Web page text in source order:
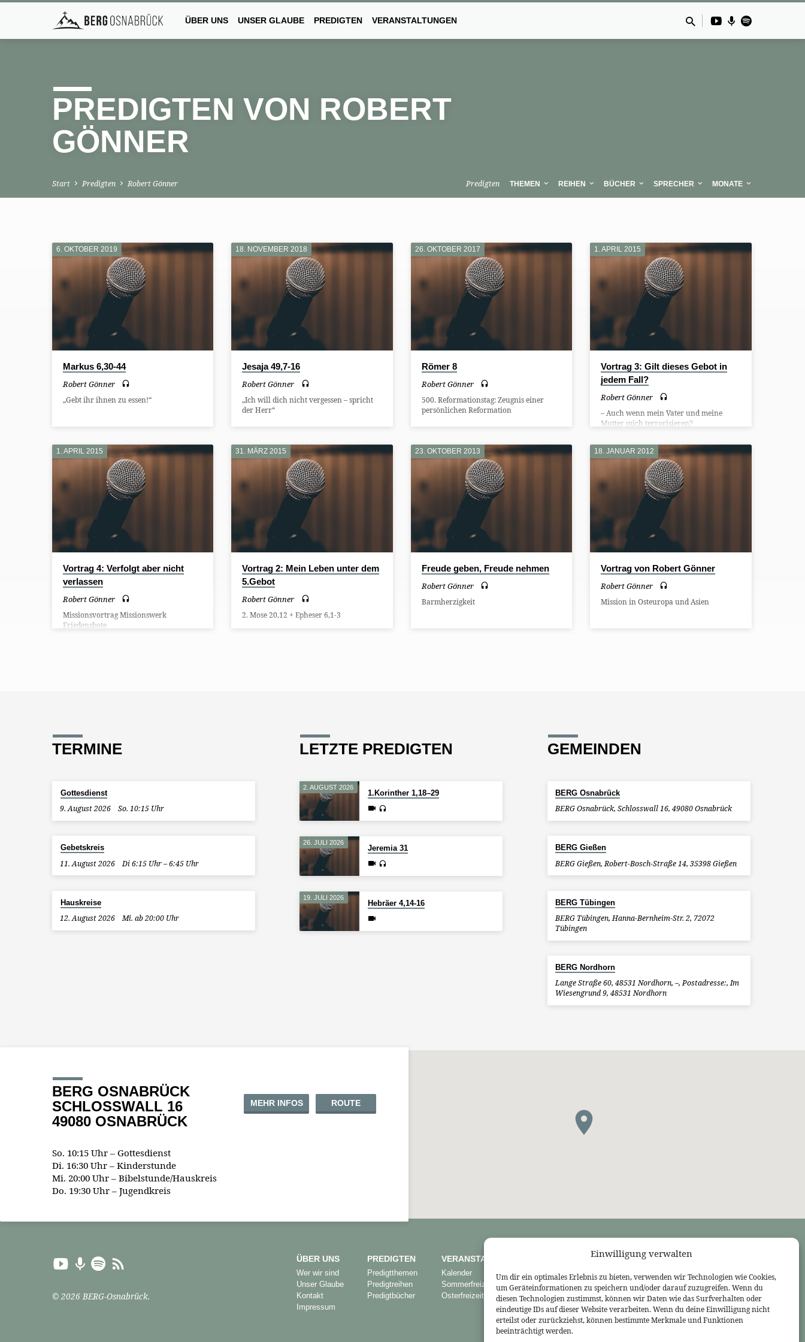
Einwilligung verwalten
Um dir ein optimales Erlebnis zu bieten, verwenden wir Technologien wie Cookies,
um Geräteinformationen zu speichern und/oder darauf zuzugreifen. Wenn du
diesen Technologien zustimmst, können wir Daten wie das Surfverhalten oder
eindeutige IDs auf dieser Website verarbeiten. Wenn du deine Einwilligung nicht
erteilst oder zurückziehst, können bestimmte Merkmale und Funktionen
beeinträchtigt werden.
ÜBER UNS UNSER GLAUBE PREDIGTEN VERANSTALTUNGEN
PREDIGTEN VON ROBERT
GÖNNER
Start Predigten Robert Gönner Predigten THEMEN REIHEN BÜCHER SPRECHER MONATE
PREDIGTEN
VON
ROBERT
GÖNNER
6. OKTOBER 2019
Markus 6,30-44
Robert Gönner
„Gebt ihr ihnen zu essen!“
18. NOVEMBER 2018
Jesaja 49,7-16
Robert Gönner
„Ich will dich nicht vergessen – spricht
der Herr“
26. OKTOBER 2017
Römer 8
Robert Gönner
500. Reformationstag: Zeugnis einer
persönlichen Reformation
1. APRIL 2015
Vortrag 3: Gilt dieses Gebot in
jedem Fall?
Robert Gönner
– Auch wenn mein Vater und meine
Mutter mich terrorisieren?
1. APRIL 2015
Vortrag 4: Verfolgt aber nicht
verlassen
Robert Gönner
Missionsvortrag Missionswerk
Friedensbote
31. MÄRZ 2015
Vortrag 2: Mein Leben unter dem
5.Gebot
Robert Gönner
2. Mose 20,12 + Epheser 6,1-3
23. OKTOBER 2013
Freude geben, Freude nehmen
Robert Gönner
Barmherzigkeit
18. JANUAR 2012
Vortrag von Robert Gönner
Robert Gönner
Mission in Osteuropa und Asien
TERMINE
Gottesdienst
9. August 2026 So. 10:15 Uhr
Gebetskreis
11. August 2026 Di 6:15 Uhr – 6:45 Uhr
Hauskreise
12. August 2026 Mi. ab 20:00 Uhr
LETZTE PREDIGTEN
2. AUGUST 2026
1.Korinther 1,18–29
26. JULI 2026
Jeremia 31
19. JULI 2026
Hebräer 4,14-16
GEMEINDEN
BERG Osnabrück
BERG Osnabrück, Schlosswall 16, 49080 Osnabrück
BERG Gießen
BERG Gießen, Robert-Bosch-Straße 14, 35398 Gießen
BERG Tübingen
BERG Tübingen, Hanna-Bernheim-Str. 2, 72072
Tübingen
BERG Nordhorn
Lange Straße 60, 48531 Nordhorn, –, Postadresse:, Im
Wiesengrund 9, 48531 Nordhorn
BERG OSNABRÜCK
SCHLOSSWALL 16
49080 OSNABRÜCK
MEHR INFOS ROUTE
So. 10:15 Uhr – Gottesdienst
Di. 16:30 Uhr – Kinderstunde
Mi. 20:00 Uhr – Bibelstunde/Hauskreis
Do. 19:30 Uhr – Jugendkreis
© 2026 BERG-Osnabrück.
ÜBER UNS
Wer wir sind
Unser Glaube
Kontakt
Impressum
PREDIGTEN
Predigtthemen
Predigtreihen
Predigtbücher
VERANSTALTUNGEN
Kalender
Sommerfreizeit
Osterfreizeit
Bekennende Evangelisch-Reformierte Gemeinde Nordhorn
Bekennende Evangelisch-Reformierte Gemeinde Gießen
Bekennende Evangelisch-Reformierte Gemeinde Tübingen
Akademie für Reformatorische Theologie
Bekennende Kirche (kostenlose Zeitschrift)
Josia Blog